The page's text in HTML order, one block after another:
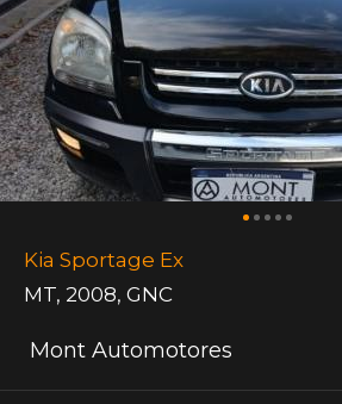
Kia Sportage Ex
MT, 2008, GNC
Mont Automotores